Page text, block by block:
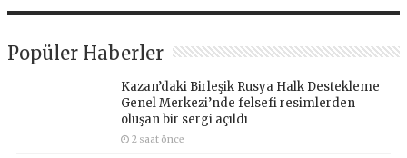
Popüler Haberler
Kazan’daki Birleşik Rusya Halk Destekleme
Genel Merkezi’nde felsefi resimlerden
oluşan bir sergi açıldı
2 saat önce